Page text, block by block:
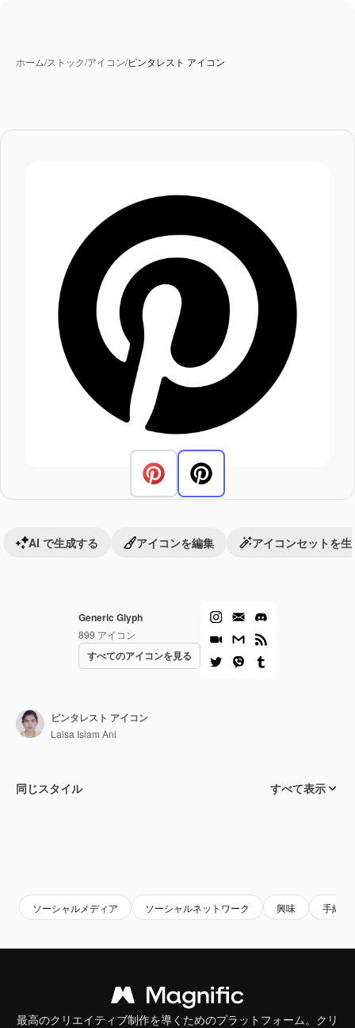
ホーム/ストック/アイコン/ピンタレスト アイコン
Generic Glyph
899 アイコン
すべてのアイコンを見る
AI で生成する アイコンを編集 アイコンセットを生
ピンタレスト アイコン
Laisa Islam Ani
同じスタイル すべて表示
ソーシャルメディア ソーシャルネットワーク 興味 手紙p
最高のクリエイティブ制作を導くためのプラットフォーム。クリ